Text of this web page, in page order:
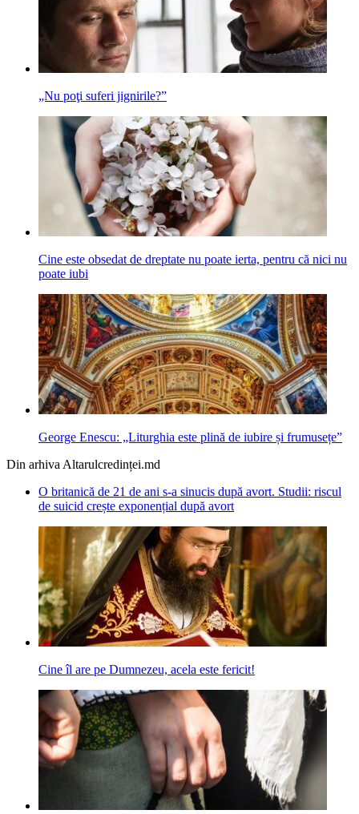
„Nu poţi suferi jignirile?”
Cine este obsedat de dreptate nu poate ierta, pentru că nici nu
poate iubi
George Enescu: „Liturghia este plină de iubire și frumusețe”
Din arhiva Altarulcredinței.md
O britanică de 21 de ani s-a sinucis după avort. Studii: riscul
de suicid crește exponențial după avort
Cine îl are pe Dumnezeu, acela este fericit!